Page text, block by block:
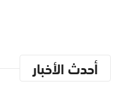
أحدث الأخبار